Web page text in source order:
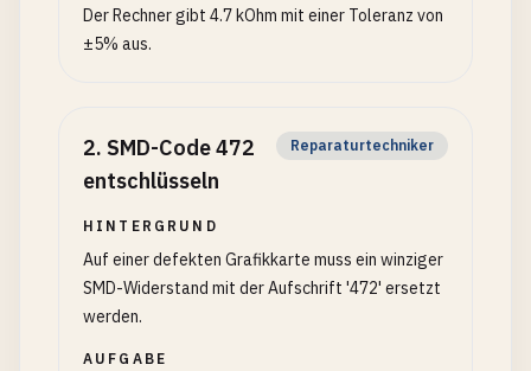
Der Rechner gibt 4.7 kOhm mit einer Toleranz von
±5% aus.
2. SMD-Code 472
entschlüsseln
Reparaturtechniker
HINTERGRUND
Auf einer defekten Grafikkarte muss ein winziger
SMD-Widerstand mit der Aufschrift '472' ersetzt
werden.
AUFGABE